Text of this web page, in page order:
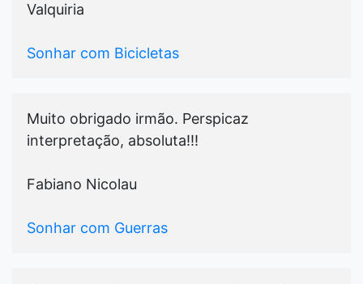
Valquiria
Sonhar com Bicicletas
Muito obrigado irmão. Perspicaz
interpretação, absoluta!!!
Fabiano Nicolau
Sonhar com Guerras